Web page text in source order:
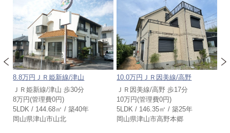
8.8万円ＪＲ姫新線/津山
ＪＲ姫新線/津山 歩30分
8万円(管理費0円)
5LDK / 144.68㎡ / 築40年
岡山県津山市山北
10.0万円ＪＲ因美線/高野
ＪＲ因美線/高野 歩17分
10万円(管理費0円)
5LDK / 146.35㎡ / 築25年
岡山県津山市高野本郷